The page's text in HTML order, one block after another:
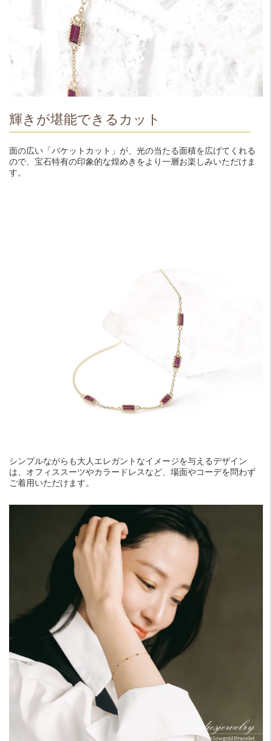
輝きが堪能できるカット
面の広い「バケットカット」が、光の当たる面積を広げてくれる
ので、宝石特有の印象的な煌めきをより一層お楽しみいただけま
す。
シンプルながらも大人エレガントなイメージを与えるデザイン
は、オフィススーツやカラードレスなど、場面やコーデを問わず
ご着用いただけます。